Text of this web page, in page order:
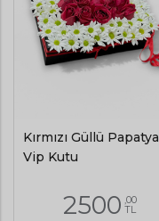
Kırmızı Güllü Papatya
Vip Kutu
2500 ,00
TL